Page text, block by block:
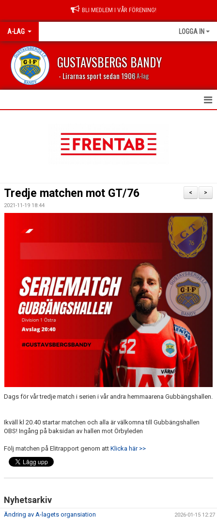
BLI MEDLEM I VÅR FÖRENING!
A-LAG LOGGA IN
GUSTAVSBERGS BANDY
- Lirarnas sport sedan 1906| A-lag
MATCHER
>
<
Tredje matchen mot GT/76
2021-11-19 18:44
Dags för vår tredje match i serien i vår andra hemmaarena Gubbängshallen.
Ikväll kl 20.40 startar matchen och alla är välkomna till Gubbängshallen
OBS! Ingång på baksidan av hallen mot Örbyleden
Följ matchen på Elitrapport genom att Klicka här >>
Nyhetsarkiv
Ändring av A-lagets organsiation 2026-01-15 12:27